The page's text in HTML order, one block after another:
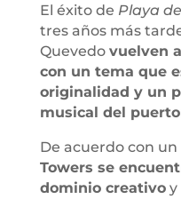
El éxito de Playa
tres años más
Quevedo vuelven
con un tema que
originalidad y un
musical del
De acuerdo con
Towers se
dominio creativoy